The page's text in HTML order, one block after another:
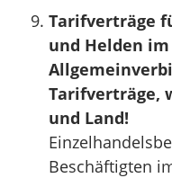
Tarifverträge
und Helden
Tarifverträge,
und Land!
Beschäftigten